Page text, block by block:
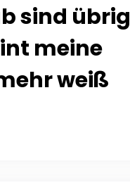
sind übrig
meine
weiß